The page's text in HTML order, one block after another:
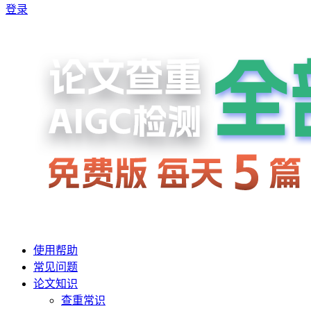
登录
使用帮助
常见问题
论文知识
查重常识